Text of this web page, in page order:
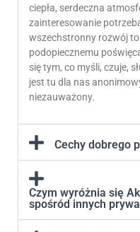
ciepła, serdeczna
zainteresowanie
wszechstronny rozwój
podopiecznemu
się tym, co myśli, czuje,
jest tu dla nas
niezauważony.
Cechy dobrego
Czym wyróżnia się
spośród innych